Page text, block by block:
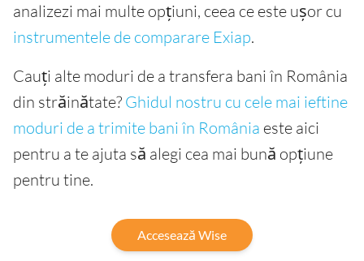
analizezi mai multe opțiuni, ceea ce este ușor cu
instrumentele de comparare Exiap.
Cauți alte moduri de a transfera bani în România
din străinătate? Ghidul nostru cu cele mai ieftine
moduri de a trimite bani în România este aici
pentru a te ajuta să alegi cea mai bună opțiune
pentru tine.
Accesează Wise